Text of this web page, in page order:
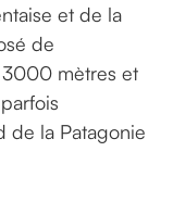
et de la
de
3000 mètres et
de la Patagonie